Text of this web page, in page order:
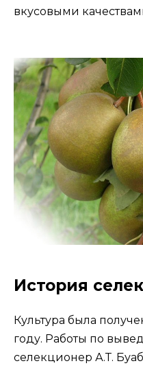
вкусовыми
История
Культура была
году. Работы по
селекционер А.Т.